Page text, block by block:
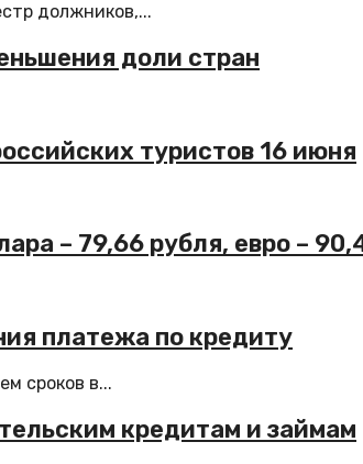
должников,...
доли стран
туристов 16 июня
– 79,66 рубля, евро –
платежа по кредиту
сроков в...
кредитам и займам